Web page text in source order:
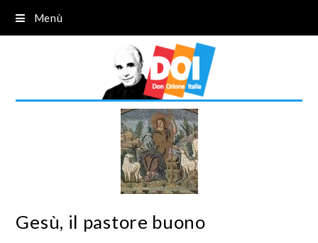
Menù
Gesù, il pastore buono